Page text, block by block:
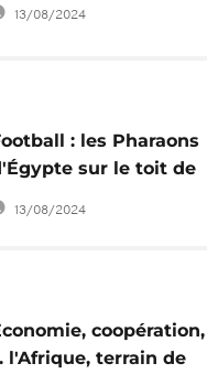
13/08/2024
: les Pharaons
sur le toit de
13/08/2024
coopération,
l'Afrique, terrain de